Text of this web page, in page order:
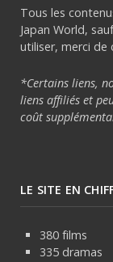
Tous les
Japan World,
utiliser, merci de
*Certains liens,
liens affiliés et
coût
LE SITE EN
380 films
335 dramas